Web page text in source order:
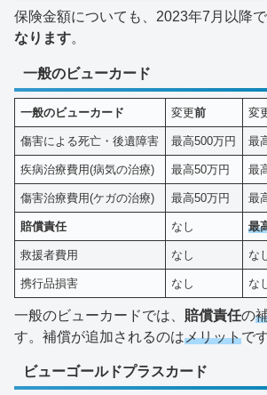
保険金額についても、2023年7月以降で
なります。
一般のビューカード
一般のビューカード 変更前 変
傷害による死亡・後遺障害 最高500万円 最
疾病治療費用(病気の治療) 最高50万円 最
傷害治療費用(ケガの治療) 最高50万円 最
賠償責任 なし 最
救援者費用 なし な
携行品損害 なし な
一般のビューカードでは、 賠償責任の
す。補償が追加されるのはメリットで
ビューゴールドプラスカード